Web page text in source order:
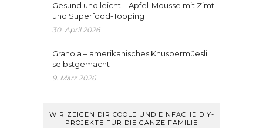
Gesund und leicht – Apfel-Mousse mit Zimt
und Superfood-Topping
30. April 2026
Granola – amerikanisches Knuspermüesli
selbstgemacht
9. März 2026
WIR ZEIGEN DIR COOLE UND EINFACHE DIY-
PROJEKTE FÜR DIE GANZE FAMILIE